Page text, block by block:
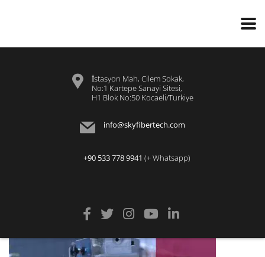
İstasyon Mah, Cilem Sokak,
No:1 Kartepe Sanayi Sitesi,
H1 Blok No:50 Kocaeli/Turkiye
info@skyfibertech.com
+90 533 778 9941 (+ Whatsapp)